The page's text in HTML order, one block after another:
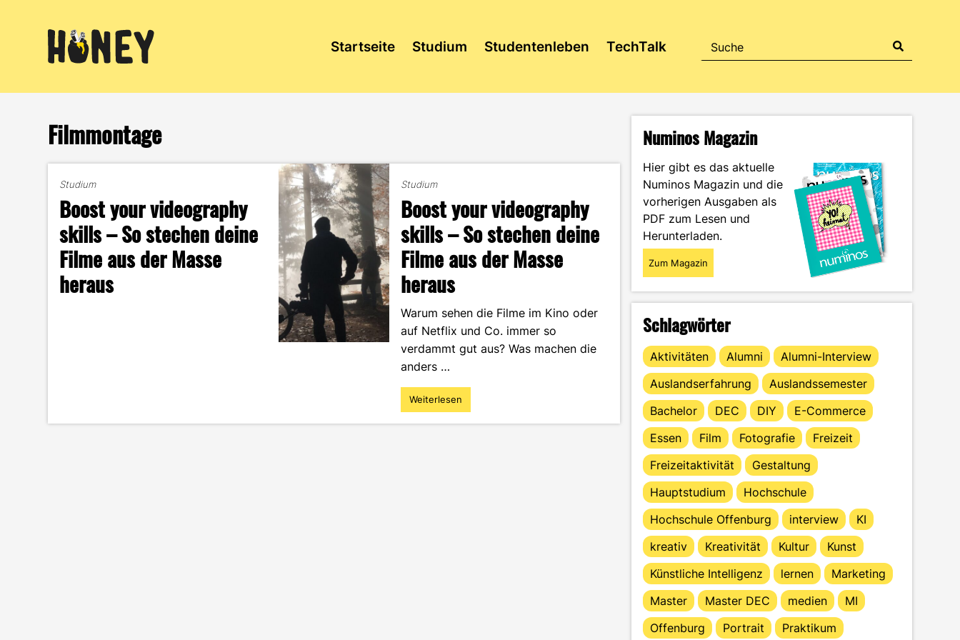
Startseite Studium Studentenleben TechTalk
Filmmontage
Studium
Boost your videography
skills – So stechen deine
Filme aus der Masse
heraus
Studium
Boost your videography
skills – So stechen deine
Filme aus der Masse
heraus
Warum sehen die Filme im Kino oder
auf Netflix und Co. immer so
verdammt gut aus? Was machen die
anders …
"Boost
your
Weiterlesen
Numinos Magazin
Hier gibt es das aktuelle
Numinos Magazin und die
vorherigen Ausgaben als
PDF zum Lesen und
Herunterladen.
Zum Magazin
Schlagwörter
Aktivitäten Alumni
Alumni-Interview
Auslandserfahrung
Auslandssemester
Bachelor
DEC DIY
E-Commerce
Essen
Film Fotografie
Freizeit
Freizeitaktivität
Gestaltung
Hauptstudium
Hochschule
Hochschule Offenburg
interview
KI
kreativ
Kreativität Kultur
Kunst
Künstliche Intelligenz
lernen
Marketing
Master
Master DEC medien
MI
Offenburg
Portrait
Praktikum